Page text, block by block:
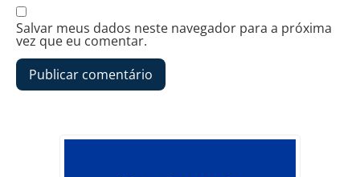
Salvar meus dados neste navegador para a próxima
vez que eu comentar.